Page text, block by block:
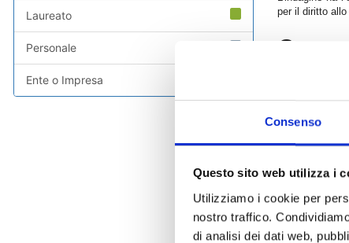
Consenso
Questo sito web utilizza i
Utilizziamo i cookie per
nostro traffico.
di analisi dei dati web,
Laureato
Personale
Ente o Impresa
per il diritto allo
Come
Le
La
del tempo,
Quando
I risultati
Allegato: